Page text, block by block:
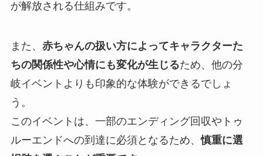
が解放される仕組みです。
また、 赤ちゃんの扱い方によってキャラクターた
ちの関係性や心情にも変化が生じるため、他の分
岐イベントよりも印象的な体験ができるでしょ
う。
このイベントは、一部のエンディング回収やトゥ
ルーエンドへの到達に必須となるため、慎重に選